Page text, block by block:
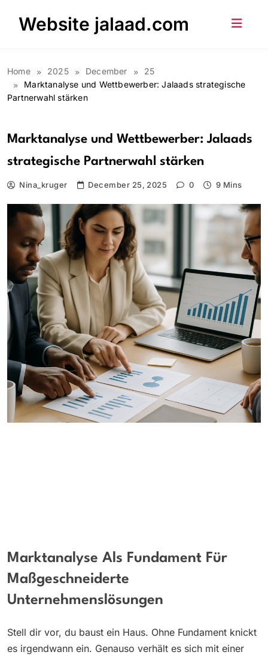
Website jalaad.com
Home 2025 December
25
Marktanalyse und Wettbewerber: Jalaads strategische
Partnerwahl stärken
Marktanalyse und Wettbewerber: Jalaads
strategische Partnerwahl stärken
Nina_kruger December 25, 2025 0 9 Mins
Marktanalyse Als Fundament Für
Maßgeschneiderte
Unternehmenslösungen
Stell dir vor, du baust ein Haus. Ohne Fundament knickt
es irgendwann ein. Genauso verhält es sich mit einer